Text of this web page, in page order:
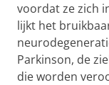
voordat ze zich
lijkt het
Parkinson, de
die worden